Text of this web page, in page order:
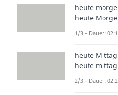
teuer.
− Ich
das
kannst
heute
heute
1/3 – Dauer:
heute
heute
2/3 – Dauer: